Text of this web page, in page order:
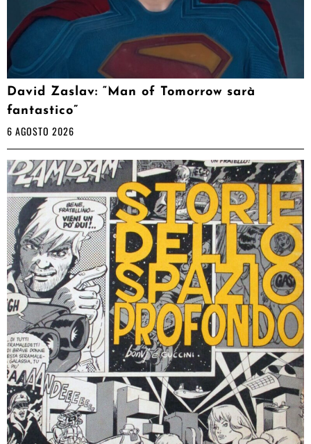
David Zaslav: “Man of Tomorrow sarà
fantastico”
6 AGOSTO 2026